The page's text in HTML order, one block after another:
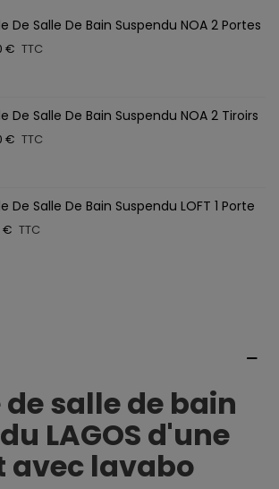
De Salle De Bain Suspendu NOA 2 Portes
€ TTC
De Salle De Bain Suspendu NOA 2 Tiroirs
€ TTC
De Salle De Bain Suspendu LOFT 1 Porte
€ TTC
salle de bain
LAGOS d'une
avec lavabo